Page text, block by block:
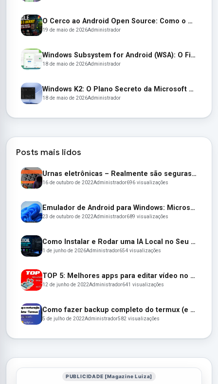
O Cerco ao Android Open Source: Como o Google Está Transformando o AOSP em um Jardim Murado
19 de maio de 2026Administrador
Windows Subsystem for Android (WSA): O Fim de uma Era e as Alternativas para Apps Android no Windows 11
18 de maio de 2026Administrador
Windows K2: O Plano Secreto da Microsoft para Resgatar o Windows 11
18 de maio de 2026Administrador
Posts mais lidos
Urnas eletrônicas – Realmente são seguras e confiáveis? Entenda:
16 de outubro de 2022Administrador696 visualizações
Emulador de Android para Windows: Microsoft lança seu emulador oficial de apps Android para o Windows 11
23 de outubro de 2022Administrador689 visualizações
Como Instalar e Rodar uma IA Local no Seu PC em 2026 (Guia Completo para Iniciantes)
1 de junho de 2026Administrador654 visualizações
TOP 5: Melhores apps para editar vídeo no Celular em 2022
12 de junho de 2022Administrador641 visualizações
Como fazer backup completo do termux (e restaurar depois)
5 de julho de 2022Administrador582 visualizações
PUBLICIDADE [Magazine Luiza]